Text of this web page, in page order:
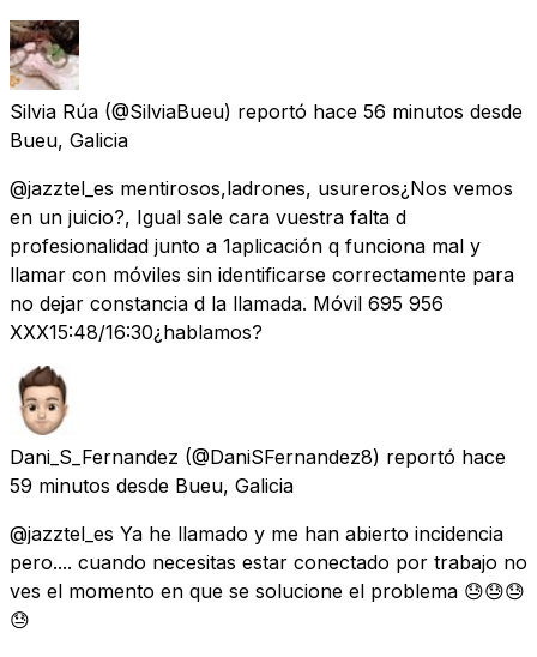
Silvia Rúa (@SilviaBueu) reportó hace 56 minutos desde
Bueu, Galicia
@jazztel_es mentirosos,ladrones, usureros¿Nos vemos
en un juicio?, Igual sale cara vuestra falta d
profesionalidad junto a 1aplicación q funciona mal y
llamar con móviles sin identificarse correctamente para
no dejar constancia d la llamada. Móvil 695 956
XXX15:48/16:30¿hablamos?
Dani_S_Fernandez (@DaniSFernandez8) reportó hace
59 minutos desde Bueu, Galicia
@jazztel_es Ya he llamado y me han abierto incidencia
pero.... cuando necesitas estar conectado por trabajo no
ves el momento en que se solucione el problema 😓😓😓
😓